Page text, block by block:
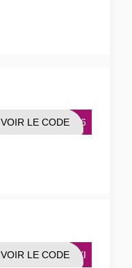
EZ16
VOIR LE CODE
TAXI
VOIR LE CODE